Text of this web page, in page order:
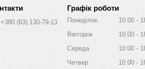
+380 (63) 130-79-13
Графік роботи
Понеділок 10:00
Вівторок
10:00
Середа
10:00
Четвер
10:00